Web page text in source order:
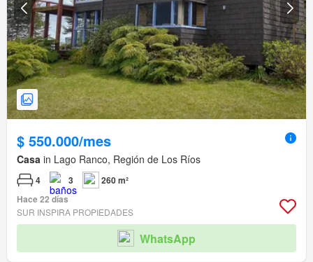
$ 550.000/mes
Casa in Lago Ranco, Región de Los Ríos
4 3
260 m²
Hace 22 días
SUR INSPIRA PROPIEDADES
WhatsApp